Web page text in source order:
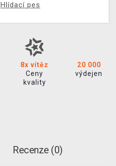
Hlídací pes
8x vítěz
Ceny
kvality
20 000
výdejen
Recenze (0)